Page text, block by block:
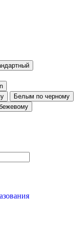
Белым по черному